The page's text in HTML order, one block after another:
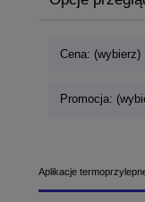
Cena: (wybierz)
Promocja:
Aplikacje